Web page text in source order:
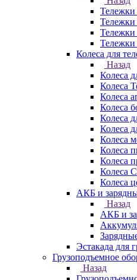
Тележки
Тележки
Тележки
Тележки
Колеса для
Назад
Колеса
Колеса
Колеса
Колеса
Колеса
Колеса
Колеса
Колеса
Колеса
Колеса
Колеса
АКБ и
Назад
АКБ и
Эстакада для
Грузоподъемное
Назад